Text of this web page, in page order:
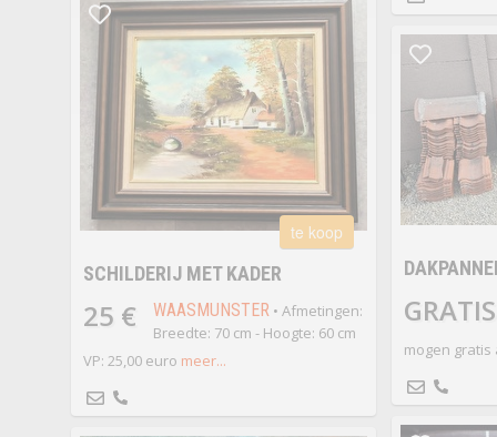
te koop
SCHILDERIJ MET KADER
25 € WAASMUNSTER• Afmetingen:
Breedte: 70 cm - Hoogte: 60 cm
VP: 25,00 euro meer...
GRATIS
mogen